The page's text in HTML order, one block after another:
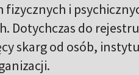
fizycznych i
Dotychczas do rejestru
skarg od osób,